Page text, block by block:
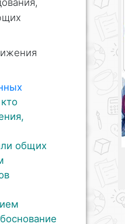
общих